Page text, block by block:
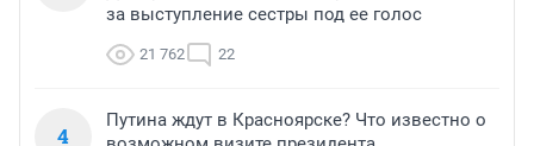
за выступление сестры под ее голос
21 762 22
4
Путина ждут в Красноярске? Что известно о